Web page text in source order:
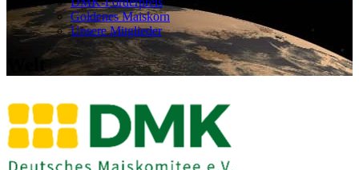
Goldenes Maiskorn
Unsere Mitglieder
Welt